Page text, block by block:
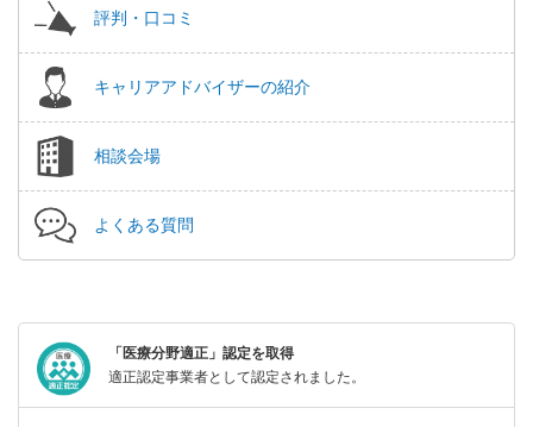
評判・口コミ
キャリアアドバイザーの紹介
相談会場
よくある質問
「医療分野適正」認定を取得
適正認定事業者として認定されました。